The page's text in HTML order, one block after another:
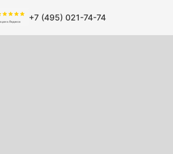
+7 (495) 021-74-74